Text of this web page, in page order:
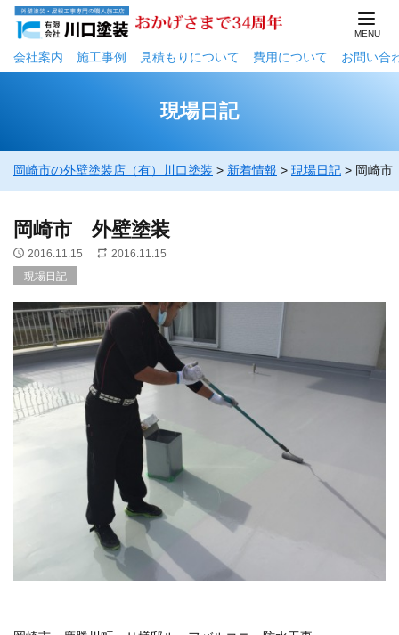
会社案内 施工事例 ⾒積もりについて 費用について お問い合
現場日記
岡崎市の外壁塗装店（有）川口塗装 > 新着情報 > 現場日記 > 岡崎
岡崎市 外壁塗装
2016.11.15
2016.11.15
現場日記